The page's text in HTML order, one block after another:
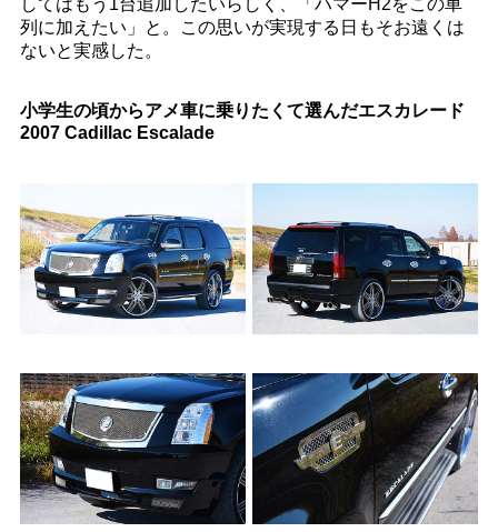
してはもう1台追加したいらしく、「ハマーH2をこの車
列に加えたい」と。この思いが実現する日もそお遠くは
ないと実感した。
小学生の頃からアメ車に乗りたくて選んだエスカレード
2007 Cadillac Escalade